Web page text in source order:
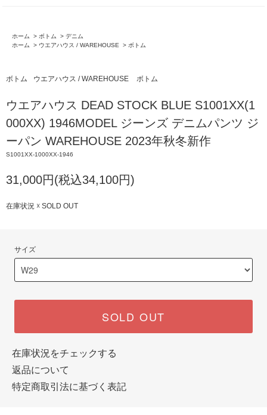
ホーム > ボトム > デニム
ホーム
> ウエアハウス / WAREHOUSE > ボトム
ボトム ウエアハウス / WAREHOUSE ボトム
ウエアハウス DEAD STOCK BLUE S1001XX(1
000XX) 1946MODEL ジーンズ デニムパンツ ジ
ーパン WAREHOUSE 2023年秋冬新作
S1001XX-1000XX-1946
31,000円(税込34,100円)
在庫状況 ☓ SOLD OUT
サイズ
SOLD OUT
在庫状況をチェックする
返品について
特定商取引法に基づく表記